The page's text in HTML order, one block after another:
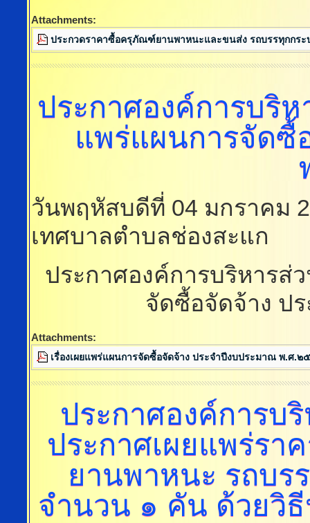
Attachments:
ประกวดราคาซื้อครุภัณฑ์ยานพาหนะและขนส่ง รถบรรทุกกระ
ประกาศองค์การบริ
แพร่แผนการจัดซื้
วันพฤหัสบดีที่ 04 มกราคม
เทศบาลตำบลช่องสะแก
ประกาศองค์การบริหารส่
จัดซื้อจัดจ้าง ป
Attachments:
เรื่องเผยแพร่แผนการจัดซื้อจัดจ้าง ประจำปีงบประมาณ พ.ศ.๒
ประกาศองค์การบ
ประกาศเผยแพร่ร
ยานพาหนะ รถบร
จำนวน ๑ คัน ด้วยวิธี